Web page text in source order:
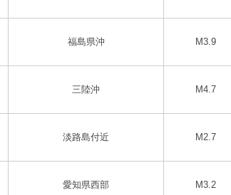
福島県沖 M3.9
三陸沖 M4.7
淡路島付近 M2.7
愛知県西部 M3.2